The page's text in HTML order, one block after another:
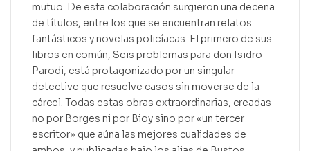
mutuo. De esta colaboración surgieron una decena
de títulos, entre los que se encuentran relatos
fantásticos y novelas policíacas. El primero de sus
libros en común, Seis problemas para don Isidro
Parodi, está protagonizado por un singular
detective que resuelve casos sin moverse de la
cárcel. Todas estas obras extraordinarias, creadas
no por Borges ni por Bioy sino por «un tercer
escritor» que aúna las mejores cualidades de